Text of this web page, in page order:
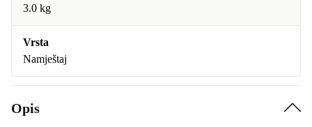
3.0 kg
Vrsta
Namještaj
Opis